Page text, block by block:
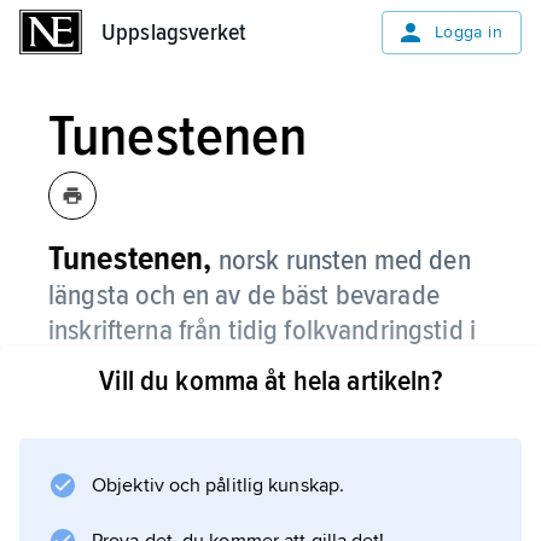
Uppslagsverket Logga in
Tunestenen
Tunestenen, norsk runsten med den
längsta och en av de bäst bevarade
inskrifterna från tidig folkvandringstid i
Norden (daterad till 300-talet eller ca
400), nämnd första gången 1627 som
Østfold.
Den är nu uppställd i Historisk museum i Oslo.
Vill du komma åt hela artikeln?
Objektiv och pålitlig kunskap.